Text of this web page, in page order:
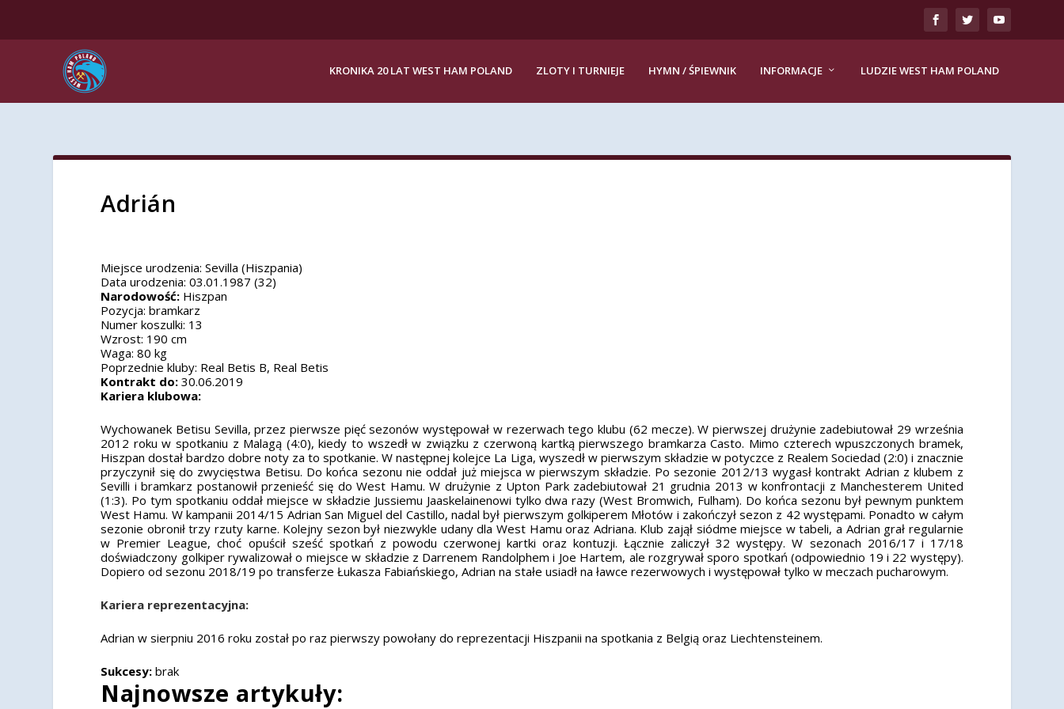
KRONIKA 20 LAT WEST HAM POLAND ZLOTY I TURNIEJE HYMN / ŚPIEWNIK INFORMACJE LUDZIE WEST HAM POLAND
Adrián
Miejsce urodzenia: Sevilla (Hiszpania)
Data urodzenia: 03.01.1987 (32)
Narodowość: Hiszpan
Pozycja: bramkarz
Numer koszulki: 13
Wzrost: 190 cm
Waga: 80 kg
Poprzednie kluby: Real Betis B, Real Betis
Kontrakt do:30.06.2019
Kariera klubowa:
Wychowanek Betisu Sevilla, przez pierwsze pięć sezonów występował w rezerwach tego klubu (62 mecze). W pierwszej drużynie zadebiutował 29 września
2012 roku w spotkaniu z Malagą (4:0), kiedy to wszedł w związku z czerwoną kartką pierwszego bramkarza Casto. Mimo czterech wpuszczonych bramek,
Hiszpan dostał bardzo dobre noty za to spotkanie. W następnej kolejce La Liga, wyszedł w pierwszym składzie w potyczce z Realem Sociedad (2:0) i znacznie
przyczynił się do zwycięstwa Betisu. Do końca sezonu nie oddał już miejsca w pierwszym składzie. Po sezonie 2012/13 wygasł kontrakt Adrian z klubem z
Sevilli i bramkarz postanowił przenieść się do West Hamu. W drużynie z Upton Park zadebiutował 21 grudnia 2013 w konfrontacji z Manchesterem United
(1:3). Po tym spotkaniu oddał miejsce w składzie Jussiemu Jaaskelainenowi tylko dwa razy (West Bromwich, Fulham). Do końca sezonu był pewnym punktem
West Hamu. W kampanii 2014/15 Adrian San Miguel del Castillo, nadal był pierwszym golkiperem Młotów i zakończył sezon z 42 występami. Ponadto w całym
sezonie obronił trzy rzuty karne. Kolejny sezon był niezwykle udany dla West Hamu oraz Adriana. Klub zajął siódme miejsce w tabeli, a Adrian grał regularnie
w Premier League, choć opuścił sześć spotkań z powodu czerwonej kartki oraz kontuzji. Łącznie zaliczył 32 występy. W sezonach 2016/17 i 17/18
doświadczony golkiper rywalizował o miejsce w składzie z Darrenem Randolphem i Joe Hartem, ale rozgrywał sporo spotkań (odpowiednio 19 i 22 występy).
Dopiero od sezonu 2018/19 po transferze Łukasza Fabiańskiego, Adrian na stałe usiadł na ławce rezerwowych i występował tylko w meczach pucharowym.
Kariera reprezentacyjna:
Adrian w sierpniu 2016 roku został po raz pierwszy powołany do reprezentacji Hiszpanii na spotkania z Belgią oraz Liechtensteinem.
Sukcesy: brak
Najnowsze artykuły: